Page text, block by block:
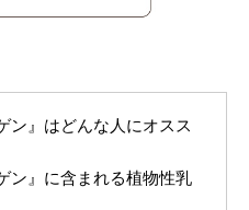
ン』はどんな人にオスス
ン』に含まれる植物性乳